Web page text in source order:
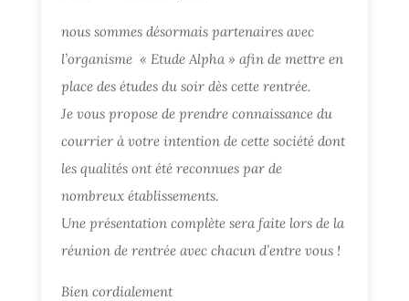
nous sommes désormais partenaires avec
l’organisme « Etude Alpha » afin de mettre en
place des études du soir dès cette rentrée.
Je vous propose de prendre connaissance du
courrier à votre intention de cette société dont
les qualités ont été reconnues par de
nombreux établissements.
Une présentation complète sera faite lors de la
réunion de rentrée avec chacun d’entre vous !
Bien cordialement